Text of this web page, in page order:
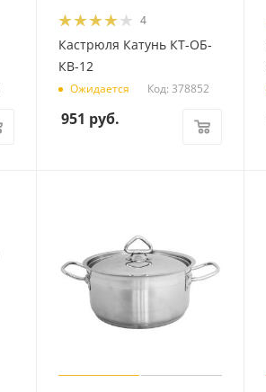
4
Кастрюля Катунь КТ-ОБ-
КВ-12
Ожидается Код: 378852
951 руб.